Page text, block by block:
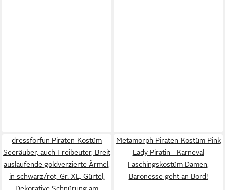
dressforfun Piraten-Kostüm
Seeräuber, auch Freibeuter, Breit
auslaufende goldverzierte Ärmel,
in schwarz/rot, Gr. XL, Gürtel,
Dekorative Schnürung am
Metamorph Piraten-Kostüm Pink
Lady Piratin - Karneval
Faschingskostüm Damen,
Baronesse geht an Bord!